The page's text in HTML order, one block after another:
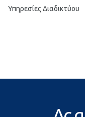
Υπηρεσίες Διαδικτύου